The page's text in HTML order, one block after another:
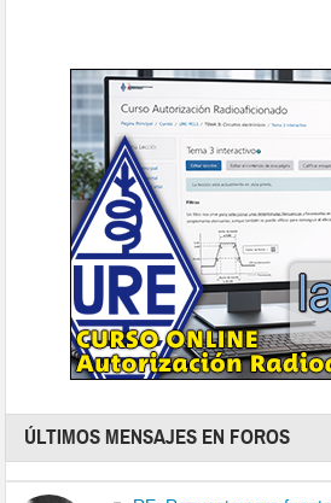
ÚLTIMOS MENSAJES EN FOROS